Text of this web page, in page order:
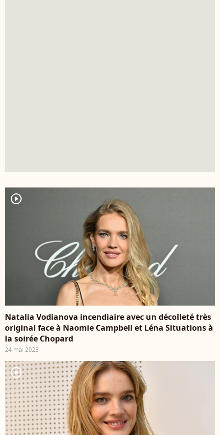
player2
Natalia Vodianova incendiaire avec un décolleté très
original face à Naomie Campbell et Léna Situations à
la soirée Chopard
24 mai 2023
player2